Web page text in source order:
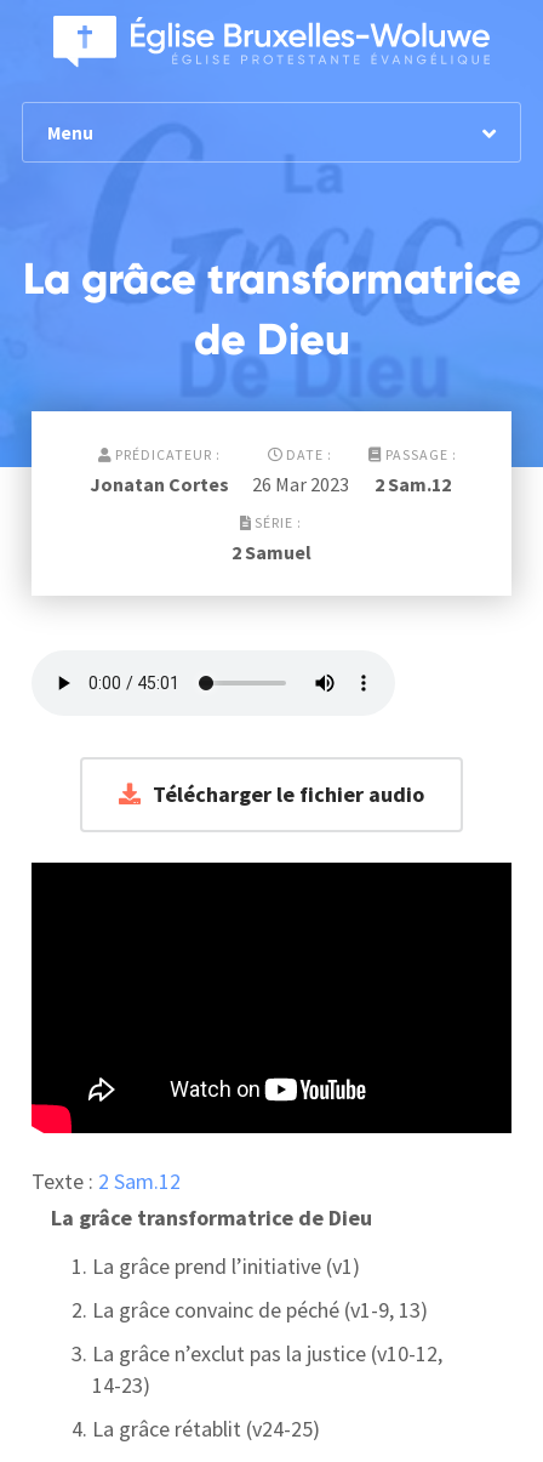
Menu
La grâce transformatrice
de Dieu
PRÉDICATEUR :
Jonatan Cortes
DATE :
26 Mar 2023
PASSAGE :
2 Sam.12
SÉRIE :
2 Samuel
Télécharger le fichier audio
Texte : 2 Sam.12
La grâce transformatrice de Dieu
La grâce prend l’initiative (v1)
La grâce convainc de péché (v1-9, 13)
La grâce n’exclut pas la justice (v10-12,
14-23)
La grâce rétablit (v24-25)